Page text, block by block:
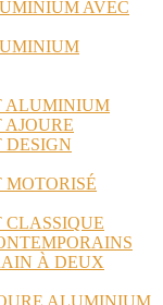
AVEC
ALUMINIUM
AJOURE
DESIGN
MOTORISÉ
CLASSIQUE
À DEUX